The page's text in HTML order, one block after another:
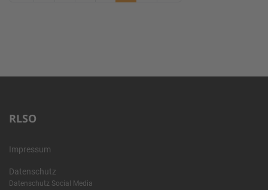
RLSO
Impressum
Datenschutz
Datenschutz Social Media